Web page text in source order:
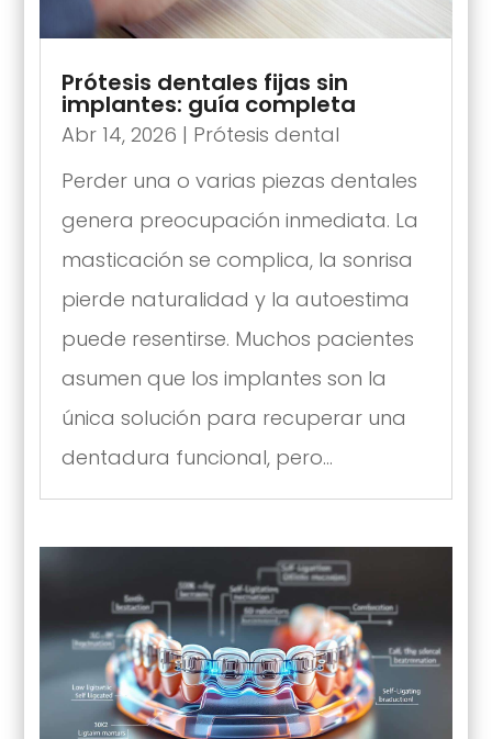
Prótesis dentales fijas sin
implantes: guía completa
Abr 14, 2026 | Prótesis dental
Perder una o varias piezas dentales
genera preocupación inmediata. La
masticación se complica, la sonrisa
pierde naturalidad y la autoestima
puede resentirse. Muchos pacientes
asumen que los implantes son la
única solución para recuperar una
dentadura funcional, pero...